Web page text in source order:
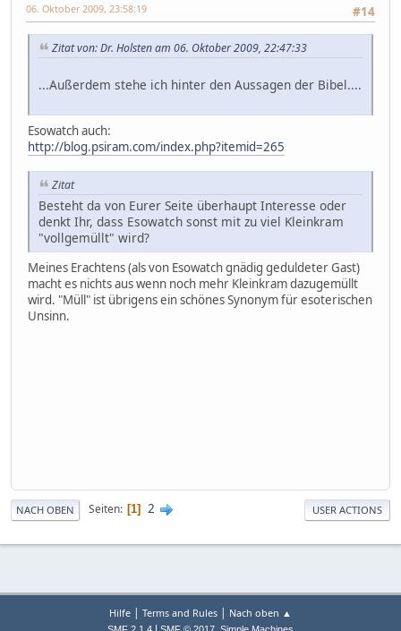
#14
06. Oktober 2009, 23:58:19
Zitat von: Dr. Holsten am 06. Oktober 2009, 22:47:33
...Außerdem stehe ich hinter den Aussagen der Bibel....
Esowatch auch:
http://blog.psiram.com/index.php?itemid=265
Zitat
Besteht da von Eurer Seite überhaupt Interesse oder
denkt Ihr, dass Esowatch sonst mit zu viel Kleinkram
"vollgemüllt" wird?
Meines Erachtens (als von Esowatch gnädig geduldeter Gast)
macht es nichts aus wenn noch mehr Kleinkram dazugemüllt
wird. "Müll" ist übrigens ein schönes Synonym für esoterischen
Unsinn.
NACH OBEN Seiten 1 2 USER ACTIONS
Hilfe | Terms and Rules | Nach oben ▲